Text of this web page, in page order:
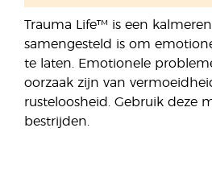
Trauma Life™ is een
samengesteld is om
te laten. Emotionele
oorzaak zijn van
rusteloosheid. Gebruik deze
bestrijden.